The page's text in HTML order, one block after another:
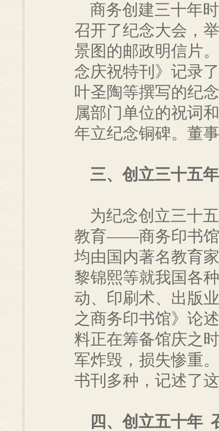
商务创建三十年
召开了纪念大会，
景图的邮政明信片
念庆祝特刊》记录
叶圣陶等撰写的纪
属部门单位的祝词
年立纪念铜碑。董
三、创立三十五
为纪念创立三十
教育——商务印书馆
均由国内著名教育
黎锦熙等就我国各
动、印刷术、出版
之商务印书馆》论
料正在筹备馆庆之
军炸毁，损失惨重
书刊多种，记述了
四、创立五十年